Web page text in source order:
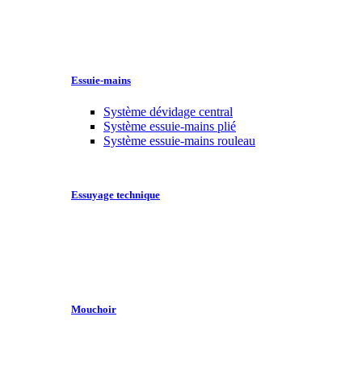
Essuie-mains
Système dévidage central
Système essuie-mains plié
Système essuie-mains rouleau
Essuyage technique
Mouchoir